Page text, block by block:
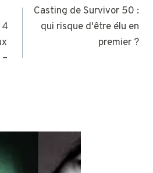
4
Casting de Survivor 50 :
qui risque d'être élu en
premier ?